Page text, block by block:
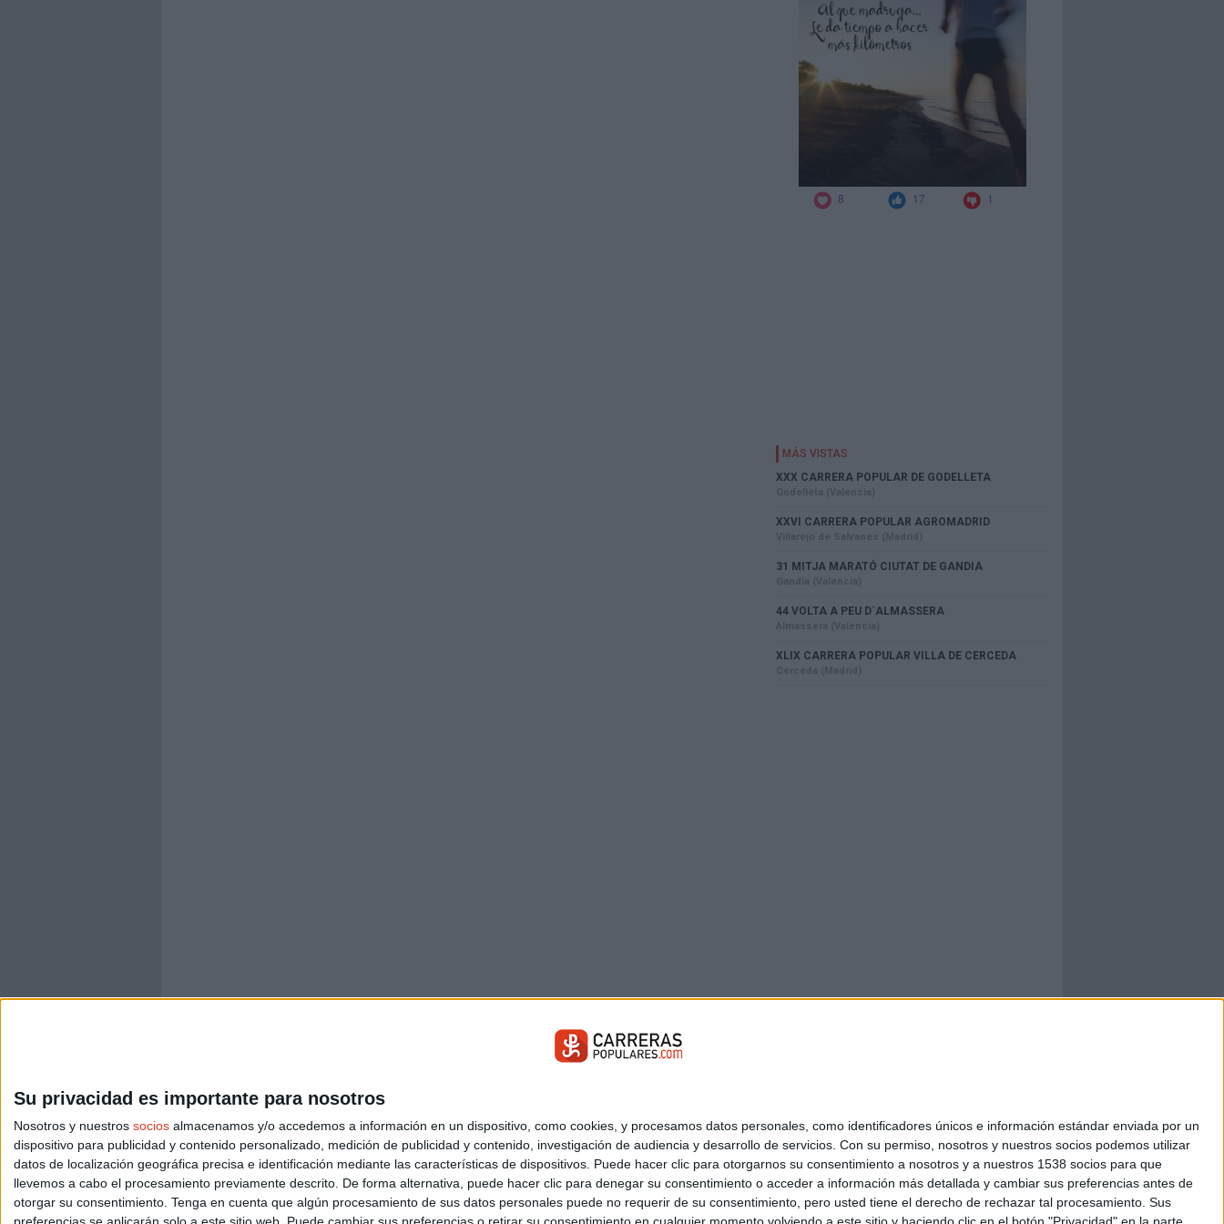
Su privacidad es importante para nosotros
Nosotros y nuestros socios almacenamos y/o accedemos a información en un dispositivo, como cookies, y procesamos datos personales, como identificadores únicos e información estándar enviada por un
dispositivo para publicidad y contenido personalizado, medición de publicidad y contenido, investigación de audiencia y desarrollo de servicios. Con su permiso, nosotros y nuestros socios podemos utilizar
datos de localización geográfica precisa e identificación mediante las características de dispositivos. Puede hacer clic para otorgarnos su consentimiento a nosotros y a nuestros 1538 socios para que
llevemos a cabo el procesamiento previamente descrito. De forma alternativa, puede hacer clic para denegar su consentimiento o acceder a información más detallada y cambiar sus preferencias antes de
otorgar su consentimiento. Tenga en cuenta que algún procesamiento de sus datos personales puede no requerir de su consentimiento, pero usted tiene el derecho de rechazar tal procesamiento. Sus